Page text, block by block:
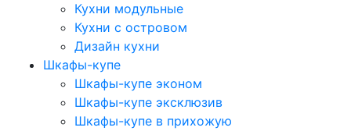
Кухни модульные
Кухни с островом
Дизайн кухни
Шкафы-купе
Шкафы-купе эконом
Шкафы-купе эксклюзив
Шкафы-купе в прихожую